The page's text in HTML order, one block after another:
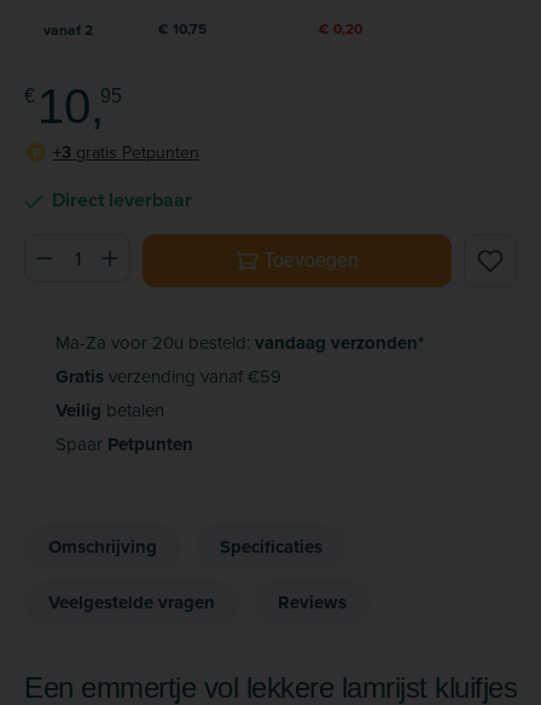
Direct leverbaar
vanaf 2 € 10,75 € 0,20
€ 10,95
Producthoeveelheid: Voer de gewenste hoeveelheid in of
Toevoegen
P +3 gratis Petpunten
Ma-Za voor 20u besteld: vandaag verzonden*
Gratisverzending vanaf €59
Veilig betalen
Spaar Petpunten
Omschrijving Specificaties
Veelgestelde vragen Reviews
Een emmertje vol lekkere lamrijst kluifjes